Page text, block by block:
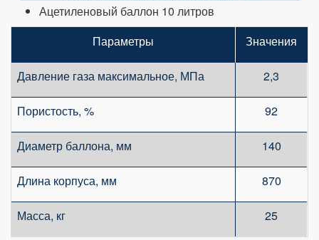
Ацетиленовый баллон 10 литров
Параметры
Значения
Давление газа максимальное, МПа 2,3
Пористость, % 92
Диаметр баллона, мм 140
Длина корпуса, мм 870
Масса, кг 25